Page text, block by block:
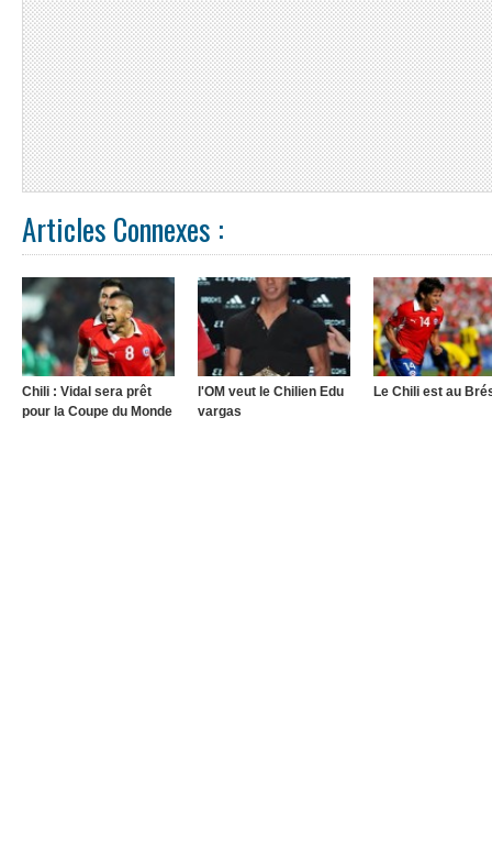
Articles Connexes :
Chili : Vidal sera prêt
pour la Coupe du Monde
l'OM veut le Chilien Edu
vargas
Le Chili est au